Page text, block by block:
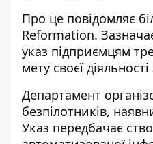
Про це повідомляє
Reformation.
указ підприємцям
мету своєї
Департамент
безпілотників,
Указ передбачає